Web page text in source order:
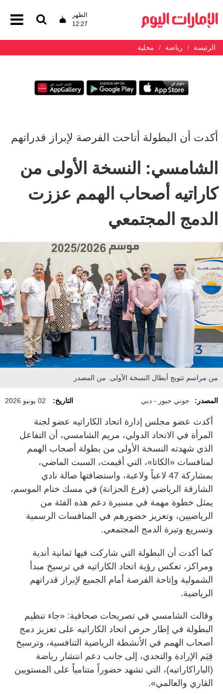
الظهر
12:27
الرئيسة رياضة محلية
أكدت أن البطولة أتاحت الفرصة لإبراز قدراتهم
الشامسي: النسخة الأولى من
كاراتيه أصحاب الهمم عززت
الدمج المجتمعي
من مراسم تتويج أبطال النسخة الأولى. من المصدر
المصدر: جوني جبور - دبي التاريخ: 02 يونيو 2026
أكدت عضو مجلس إدارة اتحاد الكاراتيه عضو لجنة
المرأة في الاتحاد الدولي، مريم الشامسي، أن التفاعل
الذي شهدته النسخة الأولى من بطولة أصحاب الهمم
لمنافسات «الكاتا»، التي أقيمت، السبت الماضي،
بمشاركة 47 لاعباً ولاعبة، واستضافتها صالة نادي
الشارقة الرياضي (فرع الحزانة) في مسك ختام الموسم،
يمثل خطوة مهمة في مسيرة دعم هذه الفئة من
الرياضيين، وتعزيز حضورهم في المنافسات الرسمية
وتسريع وتيرة الدمج المجتمعي.
كما أكدت أن البطولة التي شاركت فيها ثمانية أندية
ومراكز، تعكس رؤية اتحاد الكاراتيه في ترسيخ مبدأ
الشمولية وإتاحة الفرصة أمام الجميع لإبراز قدراتهم
الرياضية.
وقالت الشامسي في تصريحات صحافية: «جاء تنظيم
البطولة في إطار حرص اتحاد الكاراتيه على تعزيز دمج
أصحاب الهمم في الأنشطة الرياضية التنافسية، وترسيخ
قِيَم الإرادة والتحدي، إلى جانب دعم انتشار رياضة
(الباراكاراتيه)، التي تشهد حضوراً متنامياً على المستويين
القاري والعالمي».